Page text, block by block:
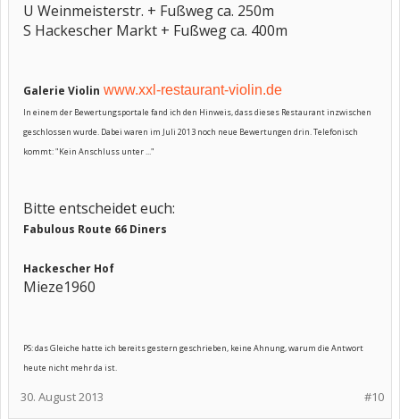
U Weinmeisterstr. + Fußweg ca. 250m
S Hackescher Markt + Fußweg ca. 400m
Galerie Violin www.xxl-restaurant-violin.de
In einem der Bewertungsportale fand ich den Hinweis, dass dieses Restaurant inzwischen
geschlossen wurde. Dabei waren im Juli 2013 noch neue Bewertungen drin. Telefonisch
kommt: "Kein Anschluss unter ..."
Bitte entscheidet euch:
Fabulous Route 66 Diners
Hackescher Hof
Mieze1960
PS: das Gleiche hatte ich bereits gestern geschrieben, keine Ahnung, warum die Antwort
heute nicht mehr da ist.
#10
30. August 2013